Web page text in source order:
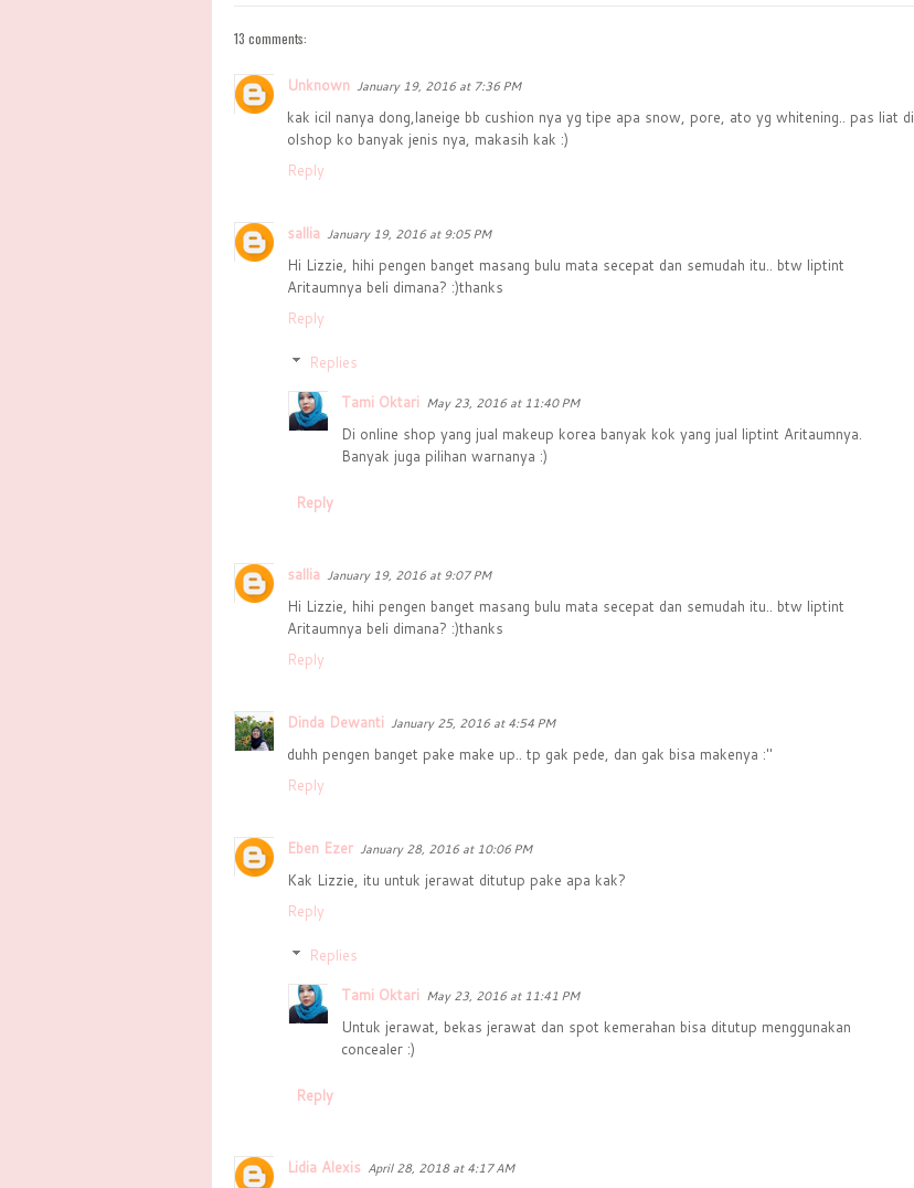
13 comments:
Unknown January 19, 2016 at 7:36 PM
kak icil nanya dong,laneige bb cushion nya yg tipe apa snow, pore, ato yg whitening.. pas liat di
olshop ko banyak jenis nya, makasih kak :)
Reply
sallia January 19, 2016 at 9:05 PM
Hi Lizzie, hihi pengen banget masang bulu mata secepat dan semudah itu.. btw liptint
Aritaumnya beli dimana? :)thanks
Reply
Replies
Tami Oktari May 23, 2016 at 11:40 PM
Di online shop yang jual makeup korea banyak kok yang jual liptint Aritaumnya.
Banyak juga pilihan warnanya :)
Reply
sallia January 19, 2016 at 9:07 PM
Hi Lizzie, hihi pengen banget masang bulu mata secepat dan semudah itu.. btw liptint
Aritaumnya beli dimana? :)thanks
Reply
Dinda Dewanti January 25, 2016 at 4:54 PM
duhh pengen banget pake make up.. tp gak pede, dan gak bisa makenya :"
Reply
Eben Ezer January 28, 2016 at 10:06 PM
Kak Lizzie, itu untuk jerawat ditutup pake apa kak?
Reply
Replies
Tami Oktari May 23, 2016 at 11:41 PM
Untuk jerawat, bekas jerawat dan spot kemerahan bisa ditutup menggunakan
concealer :)
Reply
Lidia Alexis April 28, 2018 at 4:17 AM